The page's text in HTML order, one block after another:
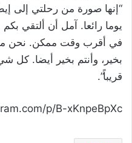
“إنها صورة من رحلتي إلى
يوما رائعا. آمل أن ألتقي
في أقرب وقت ممكن. نحن
بخير، وأنتم بخير أيضا. كل
قريباً”.
p/B-xKnpeBpXc/